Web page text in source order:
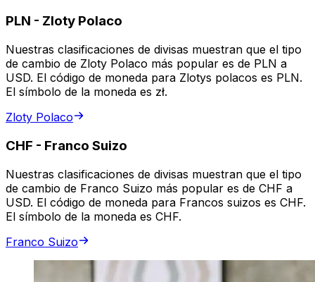
PLN - Zloty Polaco
Nuestras clasificaciones de divisas muestran que el tipo
de cambio de Zloty Polaco más popular es de PLN a
USD. El código de moneda para Zlotys polacos es PLN.
El símbolo de la moneda es zł.
Zloty Polaco
CHF - Franco Suizo
Nuestras clasificaciones de divisas muestran que el tipo
de cambio de Franco Suizo más popular es de CHF a
USD. El código de moneda para Francos suizos es CHF.
El símbolo de la moneda es CHF.
Franco Suizo